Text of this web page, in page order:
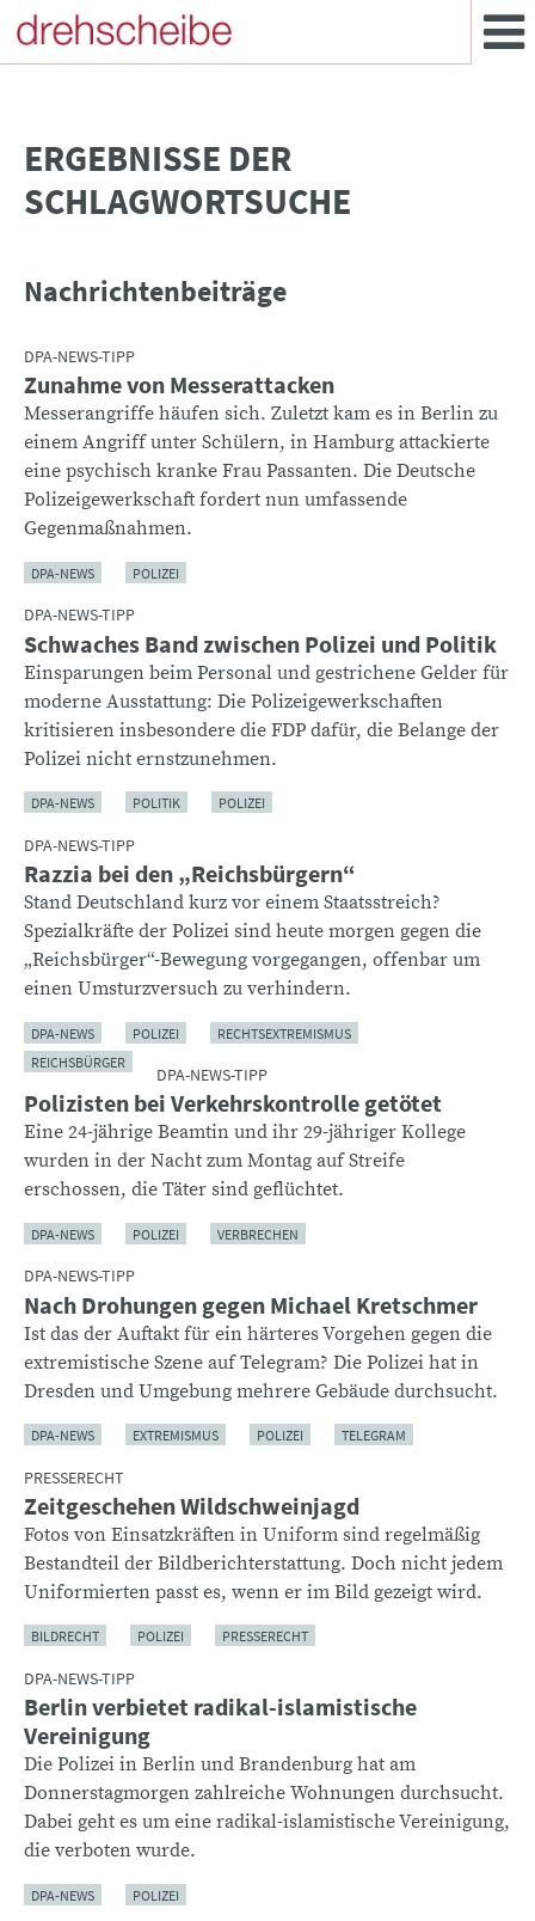
­ERGEBNISSE DER
SCHLAGWORTSUCHE
Nachrichtenbeiträge
DPA-NEWS-TIPP
Zunahme von Messerattacken
Messerangriffe häufen sich. Zuletzt kam es in Berlin zu
einem Angriff unter Schülern, in Hamburg attackierte
eine psychisch kranke Frau Passanten. Die Deutsche
Polizeigewerkschaft fordert nun umfassende
Gegenmaßnahmen.
DPA-NEWS POLIZEI
DPA-NEWS-TIPP
Schwaches Band zwischen Polizei und Politik
Einsparungen beim Personal und gestrichene Gelder für
moderne Ausstattung: Die Polizeigewerkschaften
kritisieren insbesondere die FDP dafür, die Belange der
Polizei nicht ernstzunehmen.
DPA-NEWS POLITIK POLIZEI
DPA-NEWS-TIPP
Razzia bei den „Reichsbürgern“
Stand Deutschland kurz vor einem Staatsstreich?
Spezialkräfte der Polizei sind heute morgen gegen die
„Reichsbürger“-Bewegung vorgegangen, offenbar um
einen Umsturzversuch zu verhindern.
DPA-NEWS POLIZEI
RECHTSEXTREMISMUS
REICHSBÜRGER
DPA-NEWS-TIPP
Polizisten bei Verkehrskontrolle getötet
Eine 24-jährige Beamtin und ihr 29-jähriger Kollege
wurden in der Nacht zum Montag auf Streife
erschossen, die Täter sind geflüchtet.
DPA-NEWS POLIZEI VERBRECHEN
DPA-NEWS-TIPP
Nach Drohungen gegen Michael Kretschmer
Ist das der Auftakt für ein härteres Vorgehen gegen die
extremistische Szene auf Telegram? Die Polizei hat in
Dresden und Umgebung mehrere Gebäude durchsucht.
DPA-NEWS EXTREMISMUS POLIZEI TELEGRAM
PRESSERECHT
Zeitgeschehen Wildschweinjagd
Fotos von Einsatzkräften in Uniform sind regelmäßig
Bestandteil der Bildberichterstattung. Doch nicht jedem
Uniformierten passt es, wenn er im Bild gezeigt wird.
BILDRECHT POLIZEI PRESSERECHT
DPA-NEWS-TIPP
Berlin verbietet radikal-islamistische
Vereinigung
Die Polizei in Berlin und Brandenburg hat am
Donnerstagmorgen zahlreiche Wohnungen durchsucht.
Dabei geht es um eine radikal-islamistische Vereinigung,
die verboten wurde.
DPA-NEWS POLIZEI